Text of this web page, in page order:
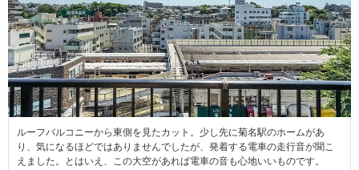
ルーフバルコニーから東側を見たカット。少し先に菊名駅のホームがあ
り、気になるほどではありませんでしたが、発着する電車の走行音が聞こ
えました。とはいえ、この大空があれば電車の音も心地いいものです。